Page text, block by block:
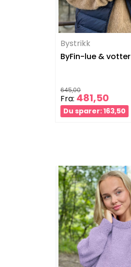
Bystrikk
ByFin-lue & votter
645,00
Fra: 481,50
Du sparer: 163,50